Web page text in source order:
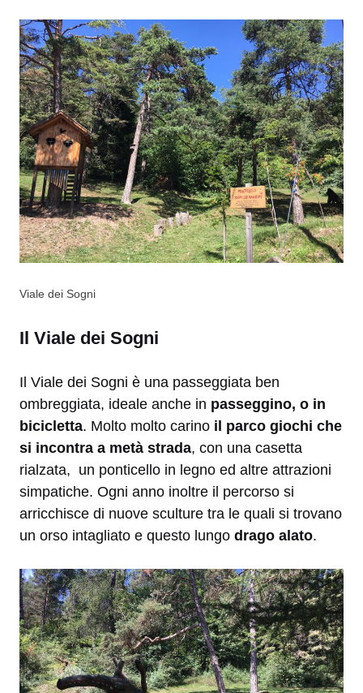
Viale dei Sogni
Il Viale dei Sogni
Il Viale dei Sogni è una passeggiata ben
ombreggiata, ideale anche in passeggino, o in
bicicletta. Molto molto carino il parco giochi che
si incontra a metà strada, con una casetta
rialzata, un ponticello in legno ed altre attrazioni
simpatiche. Ogni anno inoltre il percorso si
arricchisce di nuove sculture tra le quali si trovano
un orso intagliato e questo lungo drago alato.